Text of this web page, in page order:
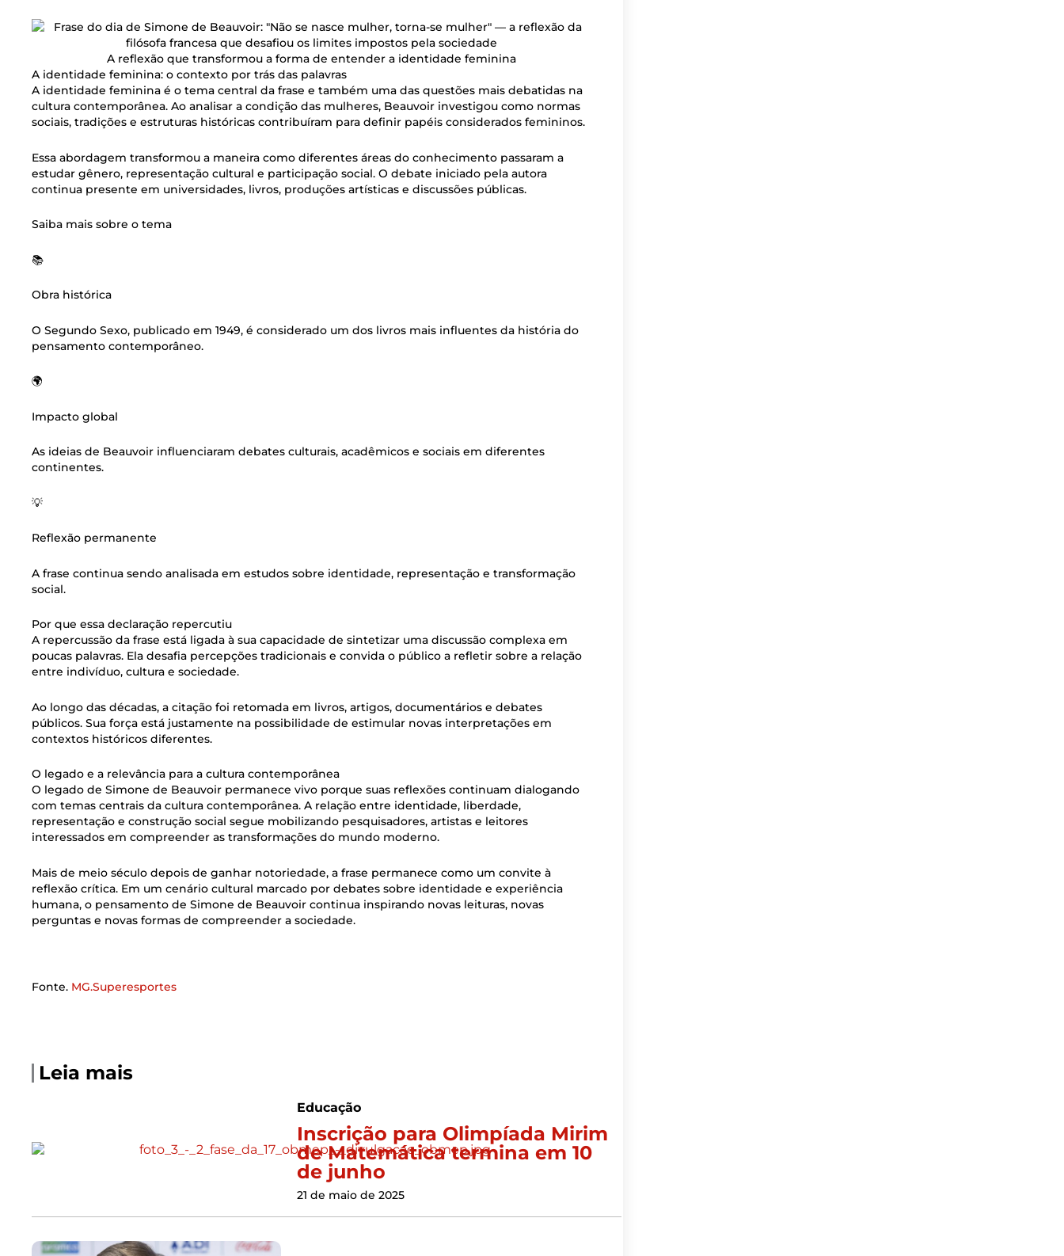
A reflexão que transformou a forma de entender a identidade feminina
A identidade feminina: o contexto por trás das palavras
A identidade feminina é o tema central da frase e também uma das questões mais debatidas na
cultura contemporânea. Ao analisar a condição das mulheres, Beauvoir investigou como normas
sociais, tradições e estruturas históricas contribuíram para definir papéis considerados femininos.
Essa abordagem transformou a maneira como diferentes áreas do conhecimento passaram a
estudar gênero, representação cultural e participação social. O debate iniciado pela autora
continua presente em universidades, livros, produções artísticas e discussões públicas.
Saiba mais sobre o tema
📚
Obra histórica
O Segundo Sexo, publicado em 1949, é considerado um dos livros mais influentes da história do
pensamento contemporâneo.
🌍
Impacto global
As ideias de Beauvoir influenciaram debates culturais, acadêmicos e sociais em diferentes
continentes.
💡
Reflexão permanente
A frase continua sendo analisada em estudos sobre identidade, representação e transformação
social.
Por que essa declaração repercutiu
A repercussão da frase está ligada à sua capacidade de sintetizar uma discussão complexa em
poucas palavras. Ela desafia percepções tradicionais e convida o público a refletir sobre a relação
entre indivíduo, cultura e sociedade.
Ao longo das décadas, a citação foi retomada em livros, artigos, documentários e debates
públicos. Sua força está justamente na possibilidade de estimular novas interpretações em
contextos históricos diferentes.
O legado e a relevância para a cultura contemporânea
O legado de Simone de Beauvoir permanece vivo porque suas reflexões continuam dialogando
com temas centrais da cultura contemporânea. A relação entre identidade, liberdade,
representação e construção social segue mobilizando pesquisadores, artistas e leitores
interessados em compreender as transformações do mundo moderno.
Mais de meio século depois de ganhar notoriedade, a frase permanece como um convite à
reflexão crítica. Em um cenário cultural marcado por debates sobre identidade e experiência
humana, o pensamento de Simone de Beauvoir continua inspirando novas leituras, novas
perguntas e novas formas de compreender a sociedade.
Fonte. MG.Superesportes
Leia mais
Educação
Inscrição para Olimpíada Mirim
de Matemática termina em 10
de junho
21 de maio de 2025